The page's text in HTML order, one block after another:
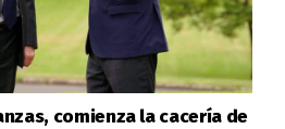
comienza la cacería de